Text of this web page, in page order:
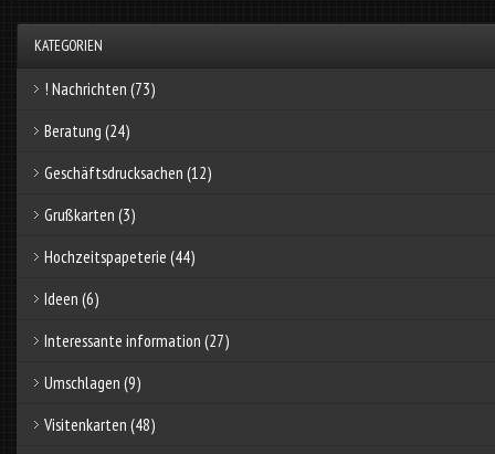
KATEGORIEN
! Nachrichten (73)
Beratung (24)
Geschäftsdrucksachen (12)
Grußkarten (3)
Hochzeitspapeterie (44)
Ideen (6)
Interessante information (27)
Umschlagen (9)
Visitenkarten (48)